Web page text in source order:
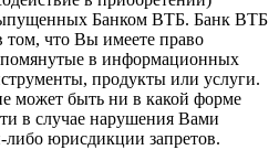
Банком ВТБ. Банк ВТБ
том, что Вы имеете право
в информационных
продукты или услуги.
может быть ни в какой форме
в случае нарушения Вами
юрисдикции запретов.